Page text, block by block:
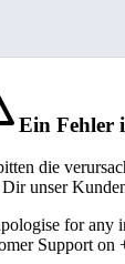
Ein Fehler
die
Dir unser
for any
Support on